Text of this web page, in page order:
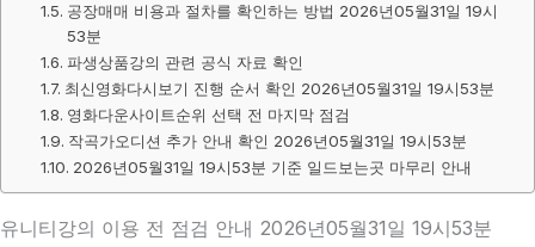
공장매매 비용과 절차를 확인하는 방법 2026년05월31일 19시
53분
파생상품강의 관련 공식 자료 확인
최신영화다시보기 진행 순서 확인 2026년05월31일 19시53분
영화다운사이트순위 선택 전 마지막 점검
작곡가오디션 추가 안내 확인 2026년05월31일 19시53분
2026년05월31일 19시53분 기준 일드보는곳 마무리 안내
유니티강의 이용 전 점검 안내 2026년05월31일 19시53분